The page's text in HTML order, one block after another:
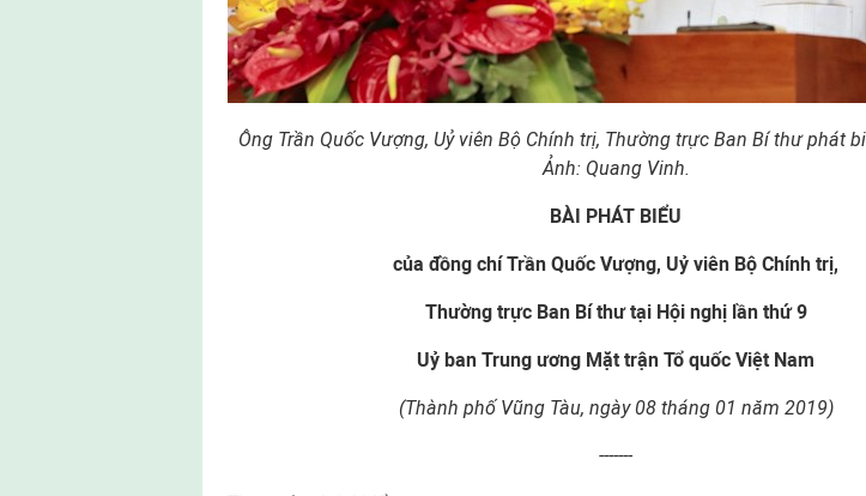
Ông Trần Quốc Vượng, Uỷ viên Bộ Chính trị, Thường trực Ban Bí thư phát
Ảnh: Quang Vinh.
BÀI PHÁT BIỂU
của đồng chí Trần Quốc Vượng, Uỷ viên Bộ Chính trị,
Thường trực Ban Bí thư tại Hội nghị lần thứ 9
Uỷ ban Trung ương Mặt trận Tổ quốc Việt Nam
(Thành phố Vũng Tàu, ngày 08 tháng 01 năm 2019)
-------